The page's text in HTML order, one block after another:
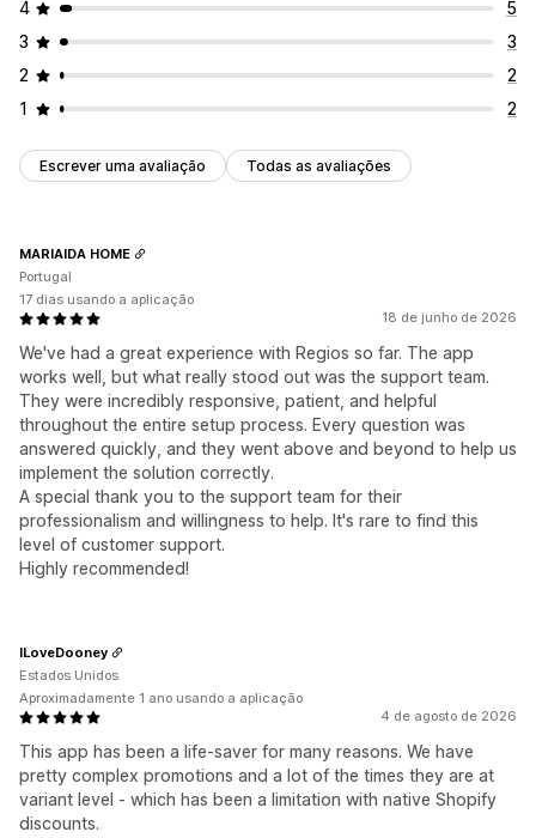
4
5
3
3
2
2
1
2
Escrever uma avaliação Todas as avaliações
18 de junho de 2026
We've had a great experience with Regios so far. The app
works well, but what really stood out was the support team.
They were incredibly responsive, patient, and helpful
throughout the entire setup process. Every question was
answered quickly, and they went above and beyond to help us
implement the solution correctly.
A special thank you to the support team for their
professionalism and willingness to help. It's rare to find this
level of customer support.
Highly recommended!
MARIAIDA HOME
Portugal
17 dias usando a aplicação
4 de agosto de 2026
This app has been a life-saver for many reasons. We have
pretty complex promotions and a lot of the times they are at
variant level - which has been a limitation with native Shopify
discounts.
ILoveDooney
Estados Unidos
Aproximadamente 1 ano usando a aplicação